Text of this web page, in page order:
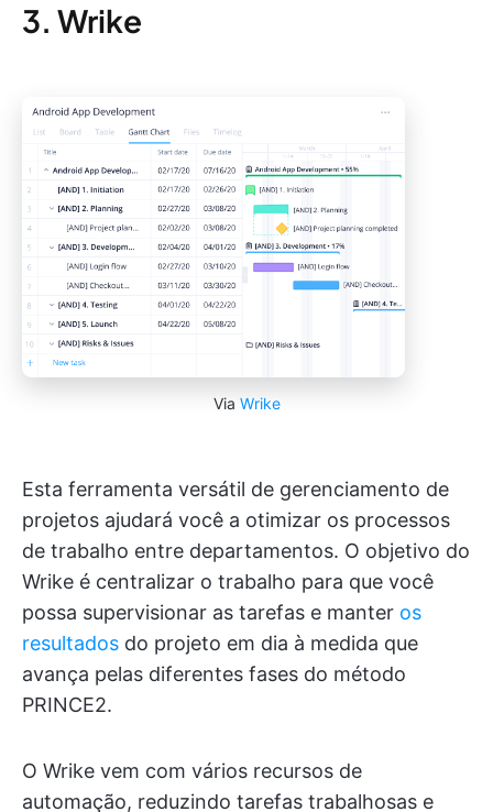
3. Wrike
Via Wrike
Esta ferramenta versátil de gerenciamento de
projetos ajudará você a otimizar os processos
de trabalho entre departamentos. O objetivo do
Wrike é centralizar o trabalho para que você
possa supervisionar as tarefas e manter os
resultados do projeto em dia à medida que
avança pelas diferentes fases do método
PRINCE2.
O Wrike vem com vários recursos de
automação, reduzindo tarefas trabalhosas e